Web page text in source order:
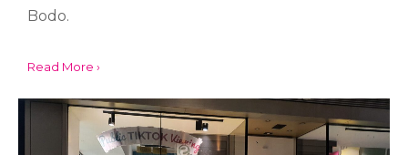
Bodo.
Read More ›